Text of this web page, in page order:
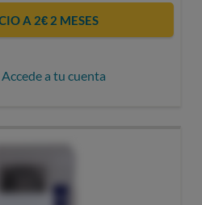
A 2€ 2 MESES
Accede a tu cuenta